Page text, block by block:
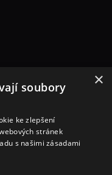
×
soubory
ke zlepšení
stránek
s našimi zásadami